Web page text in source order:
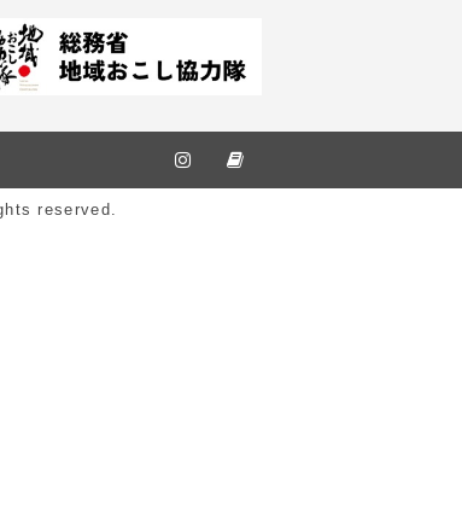
reserved.